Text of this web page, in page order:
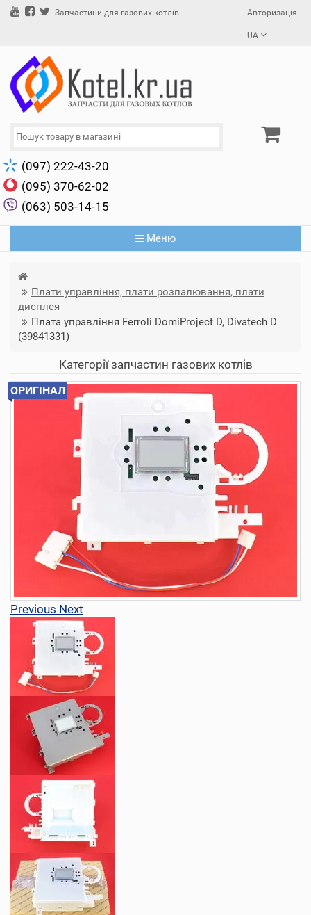
Запчастини для газових котлів Авторизація
UA
(097) 222-43-20
(095) 370-62-02
(063) 503-14-15
Меню
Плати управління, плати розпалювання, плати
дисплея
Плата управління Ferroli DomiProject D, Divatech D
(39841331)
Категорії запчастин газових котлів
ОРИГІНАЛ
Previous Next